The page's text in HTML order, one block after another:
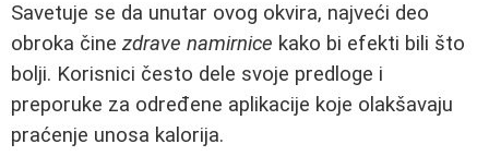
Savetuje se da unutar ovog okvira, najveći deo
obroka čine zdrave namirnice kako bi efekti bili što
bolji. Korisnici često dele svoje predloge i
preporuke za određene aplikacije koje olakšavaju
praćenje unosa kalorija.